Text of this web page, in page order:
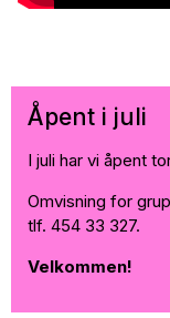
Åpent i juli
I juli har vi åpent
Omvisning for
tlf. 454 33 327.
Velkommen!